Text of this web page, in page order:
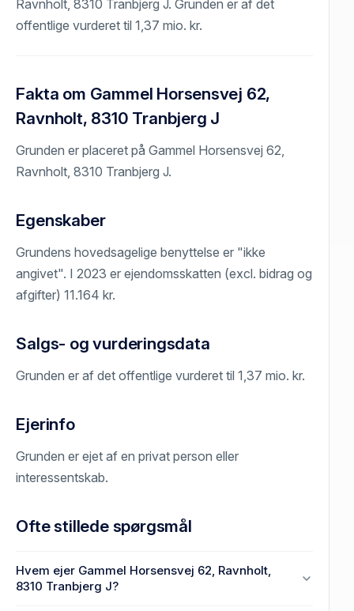
Ravnholt, 8310 Tranbjerg J. Grunden er af det
offentlige vurderet til 1,37 mio. kr.
Fakta om Gammel Horsensvej 62,
Ravnholt, 8310 Tranbjerg J
Grunden er placeret på Gammel Horsensvej 62,
Ravnholt, 8310 Tranbjerg J.
Egenskaber
Grundens hovedsagelige benyttelse er "ikke
angivet". I 2023 er ejendomsskatten (excl. bidrag og
afgifter) 11.164 kr.
Salgs- og vurderingsdata
Grunden er af det offentlige vurderet til 1,37 mio. kr.
Ejerinfo
Grunden er ejet af en privat person eller
interessentskab.
Ofte stillede spørgsmål
Hvem ejer Gammel Horsensvej 62, Ravnholt,
8310 Tranbjerg J?